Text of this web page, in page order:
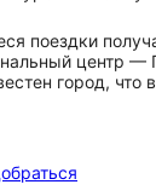
поездки
центр —
город, что